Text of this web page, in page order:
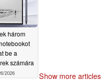
három
be a
számára
2026 Show more articles